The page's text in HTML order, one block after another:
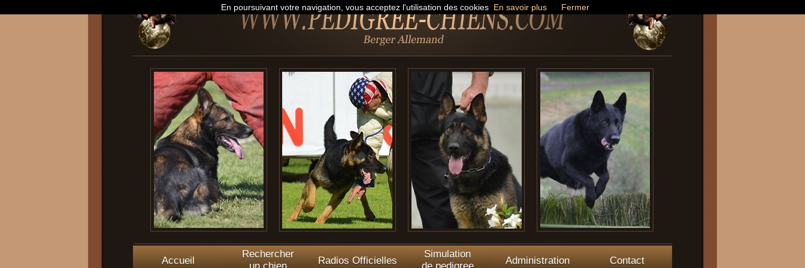
Accueil
Rechercher
Radios Officielles
Simulation
Administration Contact
En poursuivant votre navigation, vous acceptez l'utilisation des cookies En savoir plus Fermer